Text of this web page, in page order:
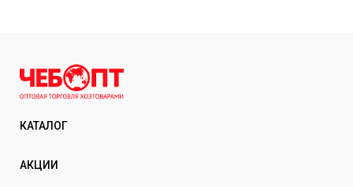
КАТАЛОГ
АКЦИИ